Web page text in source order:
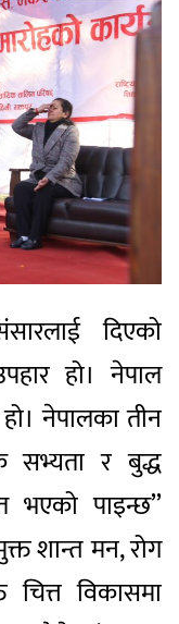
दिएको
हो। नेपाल
नेपालका तीन
सभ्यता र बुद्ध
पाइन्छ’’
शान्त मन, रोग
विकासमा